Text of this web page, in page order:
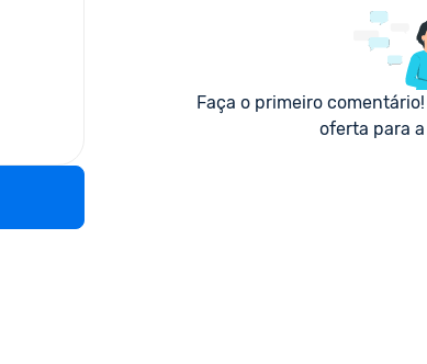
Faça o primeiro
oferta para